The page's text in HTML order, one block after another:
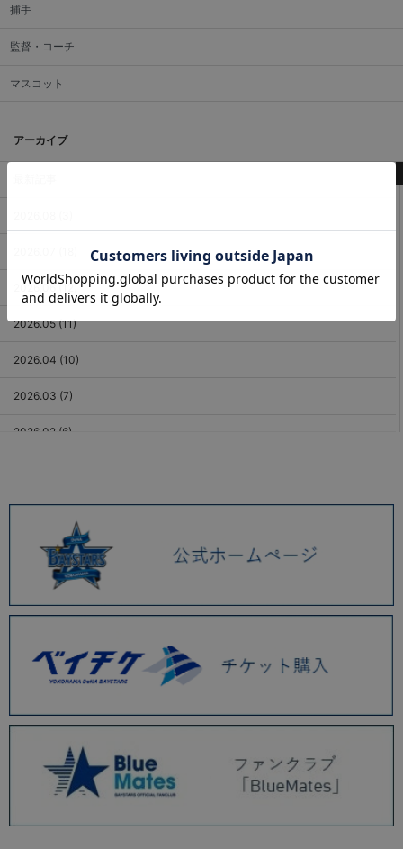
捕手
監督・コーチ
マスコット
アーカイブ
2026.06 (12)
2026.05 (11)
2026.04 (10)
2026.03 (7)
2026.02 (6)
2025.12 (3)
2025.11 (6)
2025.10 (5)
2025.09 (5)
2025.08 (6)
2025.07 (6)
2025.05 (9)
2025.04 (9)
2025.03 (9)